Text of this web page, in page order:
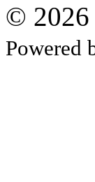
© 2026
Powered